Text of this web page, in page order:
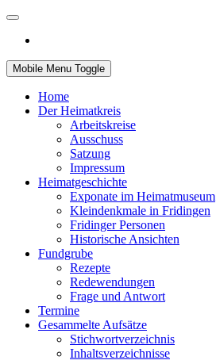
Mobile Menu Toggle
Home
Der Heimatkreis
Arbeitskreise
Ausschuss
Satzung
Impressum
Heimatgeschichte
Exponate im Heimatmuseum
Kleindenkmale in Fridingen
Fridinger Personen
Historische Ansichten
Fundgrube
Rezepte
Redewendungen
Frage und Antwort
Termine
Gesammelte Aufsätze
Stichwortverzeichnis
Inhaltsverzeichnisse